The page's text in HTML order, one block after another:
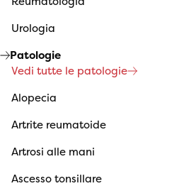
Urologia
Patologie
Vedi tutte le patologie
Alopecia
Artrite reumatoide
Artrosi alle mani
Ascesso tonsillare